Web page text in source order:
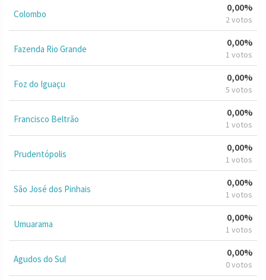
Colombo
0,00%
2 votos
Fazenda Rio Grande
0,00%
1 votos
Foz do Iguaçu
0,00%
5 votos
Francisco Beltrão
0,00%
1 votos
Prudentópolis
0,00%
1 votos
São José dos Pinhais
0,00%
1 votos
Umuarama
0,00%
1 votos
Agudos do Sul
0,00%
0 votos